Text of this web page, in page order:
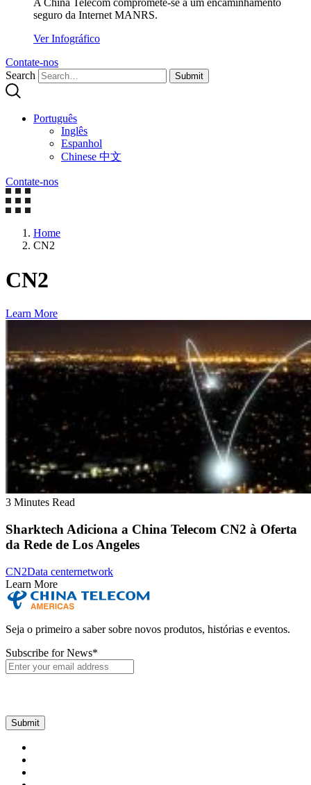
A China Telecom compromete-se a um encaminhamento
seguro da Internet MANRS.
Ver Infográfico
Contate-nos
Search
Submit
Português
Inglês
Espanhol
Chinese 中文
Contate-nos
Home
CN2
CN2
Learn More
3 Minutes Read
Sharktech Adiciona a China Telecom CN2 à Oferta
da Rede de Los Angeles
CN2Data centernetwork
Learn More
Seja o primeiro a saber sobre novos produtos, histórias e eventos.
Subscribe for News*